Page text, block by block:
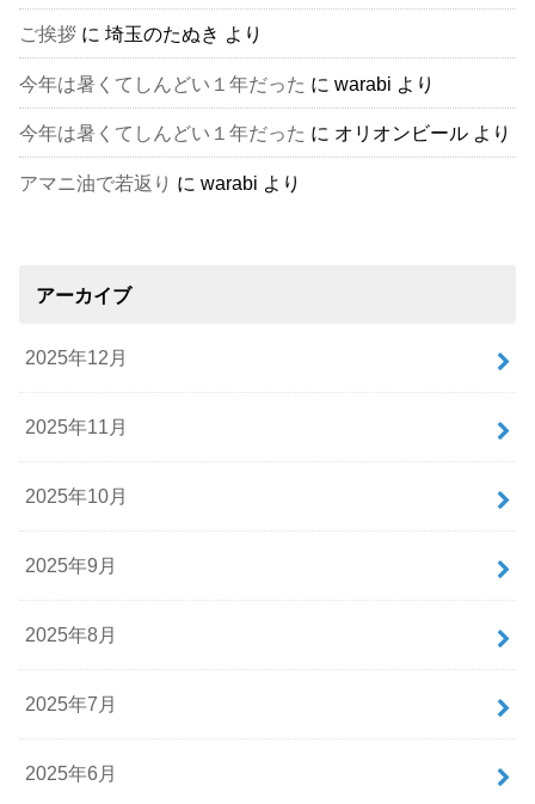
ご挨拶 に埼玉のたぬき より
今年は暑くてしんどい１年だった にwarabi より
今年は暑くてしんどい１年だった に オリオンビール より
アマニ油で若返り にwarabi より
アーカイブ
2025年12月
2025年11月
2025年10月
2025年9月
2025年8月
2025年7月
2025年6月